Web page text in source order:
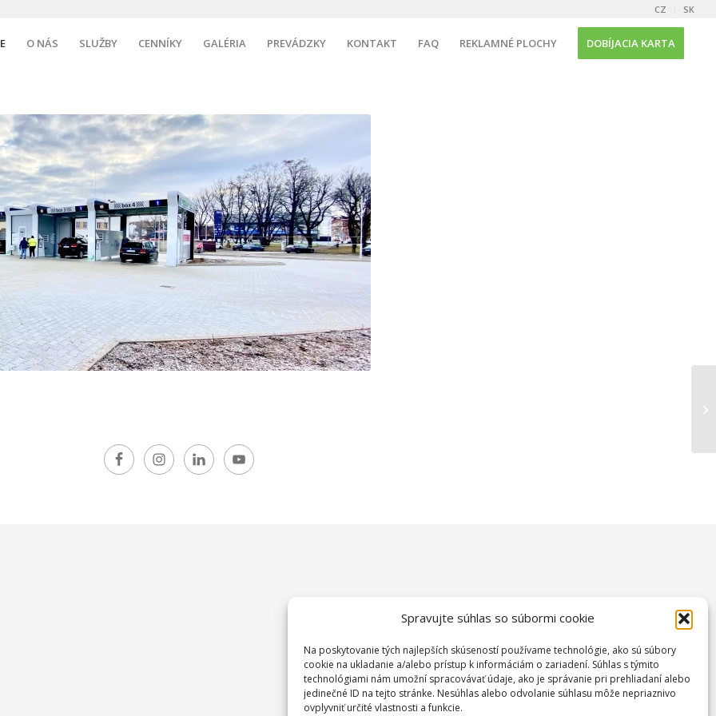
Spravujte súhlas so súbormi cookie
Na poskytovanie tých najlepších skúseností používame technológie, ako sú súbory
cookie na ukladanie a/alebo prístup k informáciám o zariadení. Súhlas s týmito
technológiami nám umožní spracovávať údaje, ako je správanie pri prehliadaní alebo
jedinečné ID na tejto stránke. Nesúhlas alebo odvolanie súhlasu môže nepriaznivo
ovplyvniť určité vlastnosti a funkcie.
CZ SK
O NÁS SLUŽBY CENNÍKY GALÉRIA PREVÁDZKY KONTAKT FAQ REKLAMNÉ PLOCHY DOBÍJACIA KARTA